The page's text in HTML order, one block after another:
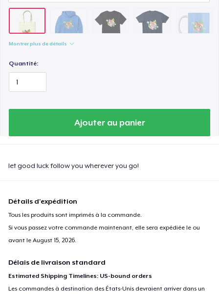
Montrer plus de détails
Quantité:
Ajouter au panier
let good luck follow you wherever you go!
Détails d'expédition
Tous les produits sont imprimés à la commande.
Si vous passez votre commande maintenant, elle sera expédiée le ou
avant leAugust 15, 2026
Délais de livraison standard
Estimated Shipping Timelines: US-bound orders
Les commandes à destination des États-Unis devraient arriver dans un
Classic Long Sleeve Tee